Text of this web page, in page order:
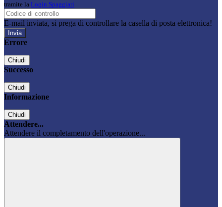
tramite la Login Spaggiari
E-mail inviata, si prega di controllare la casella di posta elettronica!
Errore
Chiudi
Successo
Chiudi
Informazione
Chiudi
Attendere...
Attendere il completamento dell'operazione...